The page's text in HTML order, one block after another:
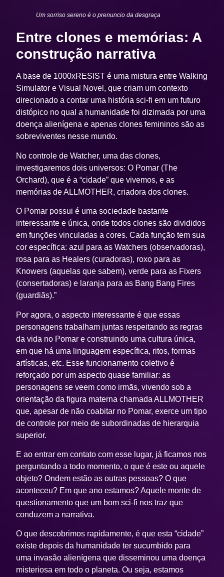
Um sorriso sereno é o prenuncio da desgraça
Entre clones e memórias: A
construção narrativa
A base de 1000xRESIST é uma mistura entre Walking
Simulator e Visual Novel, que criam um contexto
direcionado a contar uma história sci-fi em um futuro
distópico no qual a humanidade foi dizimada por uma
doença alienígena e apenas clones femininos são as
sobreviventes nesse mundo.
No controle de Watcher, uma das clones,
investigaremos dois universos: O Pomar (The
Orchard), que é a “cidade” que vivemos, e as
memórias de ALLMOTHER, criadora dos clones.
O Pomar possui é uma sociedade bastante
interessante e única, onde todos clones são divididos
em funções vinculadas a cores. Cada função tem sua
cor específica: azul para as Watchers (observadoras),
rosa para as Healers (curadoras), roxo para as
Knowers (aquelas que sabem), verde para as Fixers
(consertadoras) e laranja para as Bang Bang Fires
(guardiãs).”
Por agora, o aspecto interessante é que essas
personagens trabalham juntas respeitando as regras
da vida no Pomar e construindo uma cultura única,
em que há uma linguagem específica, ritos, formas
artísticas, etc. Esse funcionamento coletivo é
reforçado por um aspecto quase familiar: as
personagens se veem como irmãs, vivendo sob a
orientação da figura materna chamada ALLMOTHER
que, apesar de não coabitar no Pomar, exerce um tipo
de controle por meio de subordinadas de hierarquia
superior.
E ao entrar em contato com esse lugar, já ficamos nos
perguntando a todo momento, o que é este ou aquele
objeto? Ondem estão as outras pessoas? O que
aconteceu? Em que ano estamos? Aquele monte de
questionamento que um bom sci-fi nos traz que
conduzem a narrativa.
O que descobrimos rapidamente, é que esta “cidade”
existe depois da humanidade ter sucumbido para
uma invasão alienígena que disseminou uma doença
misteriosa em todo o planeta. Ou seja, estamos